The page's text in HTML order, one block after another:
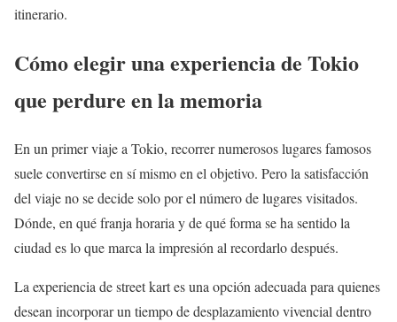
itinerario.
Cómo elegir una experiencia de Tokio
que perdure en la memoria
En un primer viaje a Tokio, recorrer numerosos lugares famosos
suele convertirse en sí mismo en el objetivo. Pero la satisfacción
del viaje no se decide solo por el número de lugares visitados.
Dónde, en qué franja horaria y de qué forma se ha sentido la
ciudad es lo que marca la impresión al recordarlo después.
La experiencia de street kart es una opción adecuada para quienes
desean incorporar un tiempo de desplazamiento vivencial dentro